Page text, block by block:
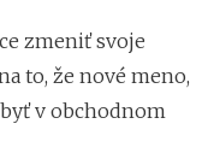
zmeniť svoje
to, že nové meno,
v obchodnom